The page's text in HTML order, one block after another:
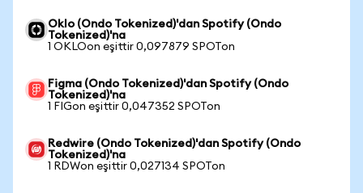
Oklo (Ondo Tokenized)'dan Spotify (Ondo
Tokenized)'na
1 OKLOon eşittir 0,097879 SPOTon
Figma (Ondo Tokenized)'dan Spotify (Ondo
Tokenized)'na
1 FIGon eşittir 0,047352 SPOTon
Redwire (Ondo Tokenized)'dan Spotify (Ondo
Tokenized)'na
1 RDWon eşittir 0,027134 SPOTon